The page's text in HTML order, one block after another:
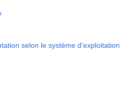
selon le système d'exploitation